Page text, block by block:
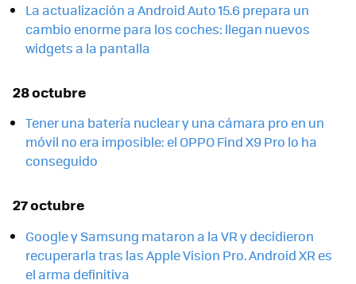
La actualización a Android Auto 15.6 prepara un
cambio enorme para los coches: llegan nuevos
widgets a la pantalla
28 octubre
Tener una batería nuclear y una cámara pro en un
móvil no era imposible: el OPPO Find X9 Pro lo ha
conseguido
27 octubre
Google y Samsung mataron a la VR y decidieron
recuperarla tras las Apple Vision Pro. Android XR es
el arma definitiva